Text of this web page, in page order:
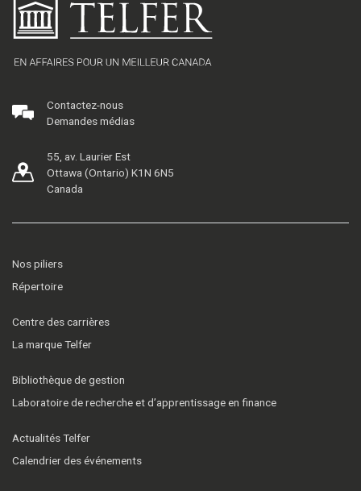
Contactez-nous
Demandes médias
55, av. Laurier Est
Ottawa (Ontario) K1N 6N5
Canada
Nos piliers
Répertoire
Centre des carrières
La marque Telfer
Bibliothèque de gestion
Laboratoire de recherche et d’apprentissage en finance
Actualités Telfer
Calendrier des événements